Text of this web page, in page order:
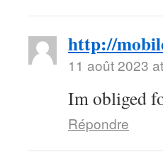
http://
11 août 2023
Im obliged
Répondre